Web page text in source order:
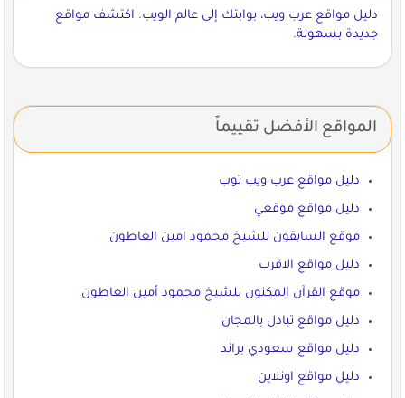
دليل مواقع عرب ويب، بوابتك إلى عالم الويب. اكتشف مواقع
جديدة بسهولة.
المواقع الأفضل تقييماً
دليل مواقع عرب ويب توب
دليل مواقع موقعي
موقع السابقون للشيخ محمود امين العاطون
دليل مواقع الاقرب
موقع القرآن المكنون للشيخ محمود أمين العاطون
دليل مواقع تبادل بالمجان
دليل مواقع سعودي براند
دليل مواقع اونلاين